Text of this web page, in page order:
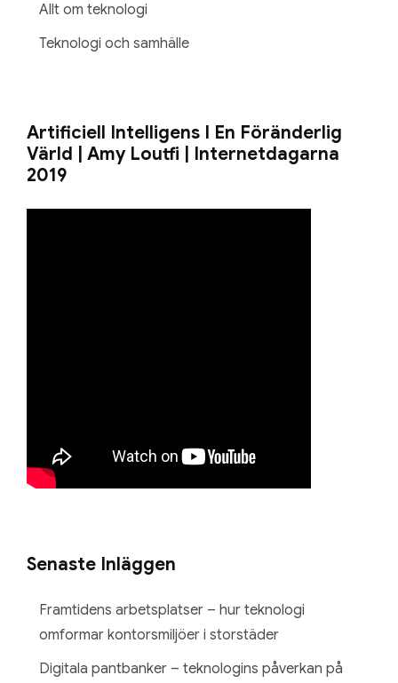
Allt om teknologi
Teknologi och samhälle
Artificiell Intelligens I En Föränderlig
Värld | Amy Loutfi | Internetdagarna
2019
Senaste Inläggen
Framtidens arbetsplatser – hur teknologi
omformar kontorsmiljöer i storstäder
Digitala pantbanker – teknologins påverkan på